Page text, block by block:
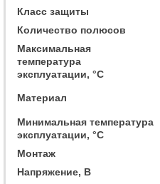
Класс защиты
Количество полюсов
Максимальная
температура
эксплуатации, °C
Материал
Минимальная температура
эксплуатации, °C
Монтаж
Напряжение, В